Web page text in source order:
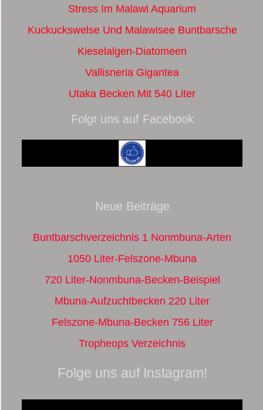
Stress Im Malawi Aquarium
Kuckuckswelse Und Malawisee Buntbarsche
Kieselalgen-Diatomeen
Vallisneria Gigantea
Utaka Becken Mit 540 Liter
Folgt uns auf Facebook
Neue Beiträge
Buntbarschverzeichnis 1 Nonmbuna-Arten
1050 Liter-Felszone-Mbuna
720 Liter-Nonmbuna-Becken-Beispiel
Mbuna-Aufzuchtbecken 220 Liter
Felszone-Mbuna-Becken 756 Liter
Tropheops Verzeichnis
Folge uns auf Instagram!